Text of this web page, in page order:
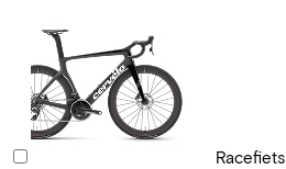
Racefiets